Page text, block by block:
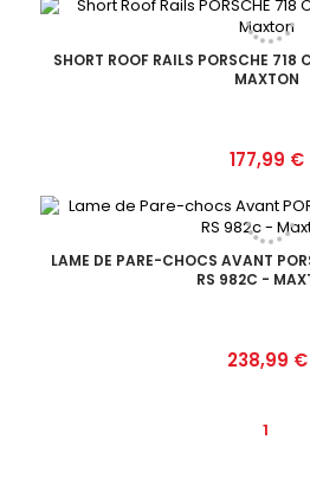
SHORT ROOF RAILS PORSCHE
MAXTON
Prix
177,99 €
LAME DE PARE-CHOCS AVANT
RS 982C -
Prix
238,99 €
1